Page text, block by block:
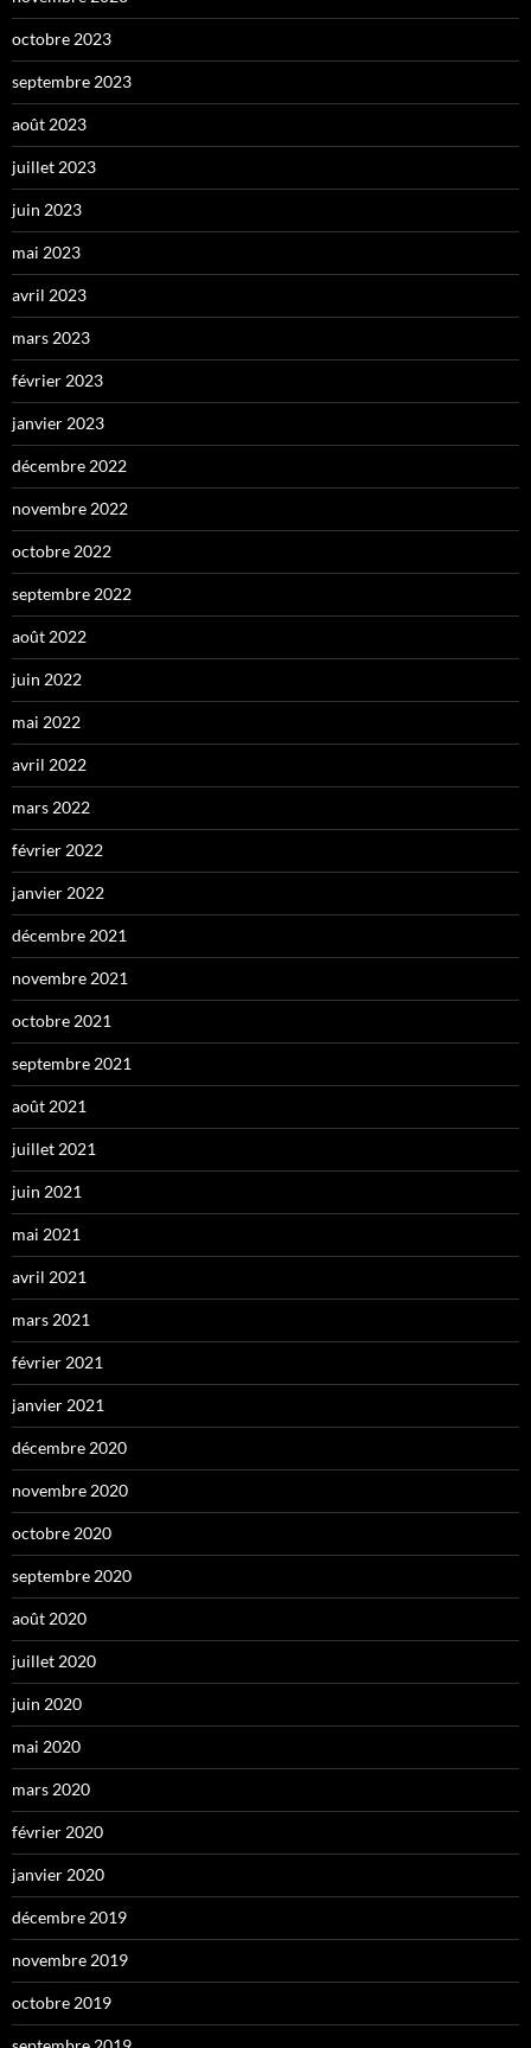
octobre 2023
septembre 2023
août 2023
juillet 2023
juin 2023
mai 2023
avril 2023
mars 2023
février 2023
janvier 2023
décembre 2022
novembre 2022
octobre 2022
septembre 2022
août 2022
juin 2022
mai 2022
avril 2022
mars 2022
février 2022
janvier 2022
décembre 2021
novembre 2021
octobre 2021
septembre 2021
août 2021
juillet 2021
juin 2021
mai 2021
avril 2021
mars 2021
février 2021
janvier 2021
décembre 2020
novembre 2020
octobre 2020
septembre 2020
août 2020
juillet 2020
juin 2020
mai 2020
mars 2020
février 2020
janvier 2020
décembre 2019
novembre 2019
octobre 2019